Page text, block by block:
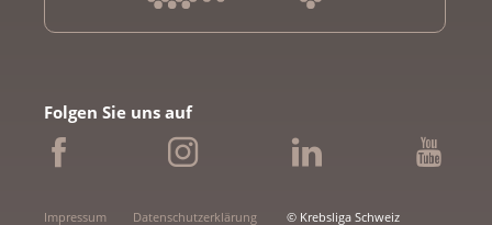
Krebsliga Bern
Krebsliga Freiburg
Krebsliga Graubünden
Folgen Sie uns auf
Impressum Datenschutzerklärung © Krebsliga Schweiz